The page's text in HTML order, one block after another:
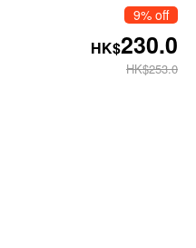
9% off
HK$230.0
HK$253.0